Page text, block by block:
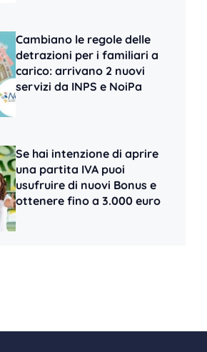
Cambiano le regole delle
detrazioni per i familiari a
carico: arrivano 2 nuovi
servizi da INPS e NoiPa
Se hai intenzione di aprire
una partita IVA puoi
usufruire di nuovi Bonus e
ottenere fino a 3.000 euro